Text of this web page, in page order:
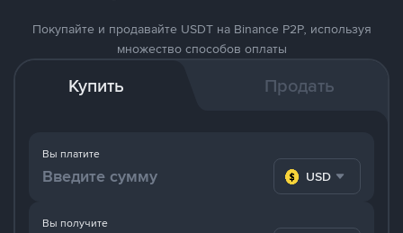
Покупайте и продавайте USDT на Binance P2P, используя
множество способов оплаты
Купить Продать
Вы платите
USD
Вы получите